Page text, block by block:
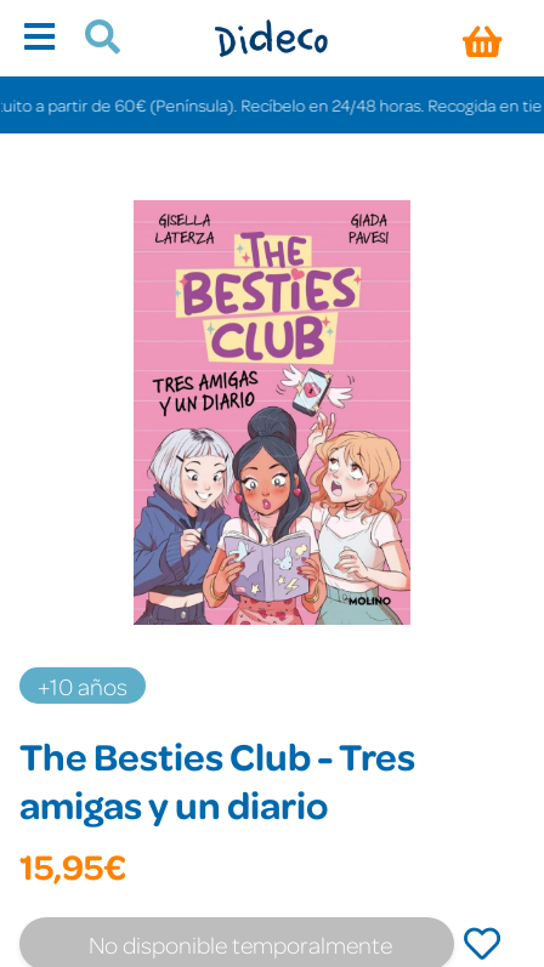
partir de 60€ (Península). Recíbelo en 24/48 horas. Recogida en tiendas
+10 años
The Besties Club - Tres
amigas y un diario
15,95€
No disponible temporalmente